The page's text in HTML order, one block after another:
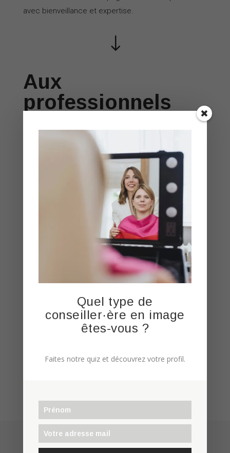
avec bienveillance et expertise.
"
Aux
professionnels
Aux conseillères en image (ou métiers avoisinant)
qui souhaitent se perfectionner et expertiser leurs
compétences. Pour les conseillères en image qui
souhaitent améliorer leurs méthodologies et aller
plus loin. Le mentoring est également pensé pour
les professionels qui souhaitent avoir un plan
d’action pour le développement de leur activité :
vision marketing, stratégie de communication ou
encore établir des tarifs cohérents.
Niveau: Avancé
Pré-requis : Exercer un métier de
l’image (conseiller/ère en image,
etc.)
Quel type de
conseiller·ère en image
êtes-vous ?
Faites notre quiz et découvrez votre profil.